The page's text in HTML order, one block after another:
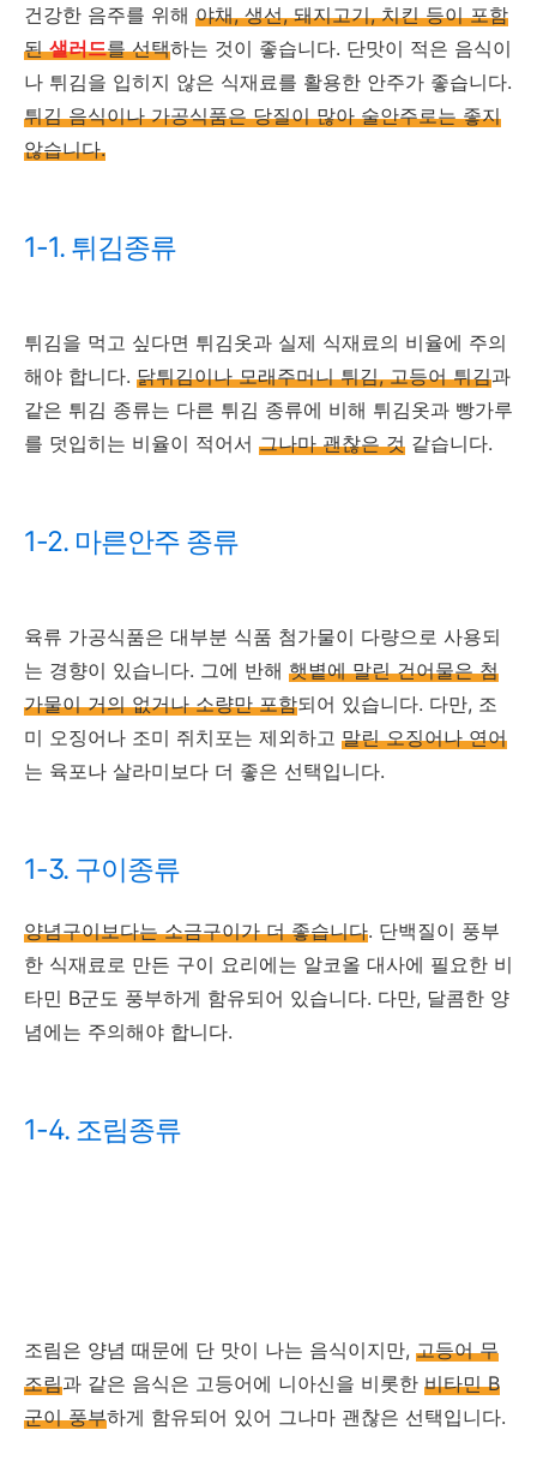
건강한 음주를 위해 야채, 생선, 돼지고기, 치킨 등이 포함
된샐러드를 선택하는 것이 좋습니다. 단맛이 적은 음식이
나 튀김을 입히지 않은 식재료를 활용한 안주가 좋습니다.
튀김 음식이나 가공식품은 당질이 많아 술안주로는 좋지
않습니다.
1-1. 튀김종류
튀김을 먹고 싶다면 튀김옷과 실제 식재료의 비율에 주의
해야 합니다. 닭튀김이나 모래주머니 튀김, 고등어 튀김과
같은 튀김 종류는 다른 튀김 종류에 비해 튀김옷과 빵가루
를 덧입히는 비율이 적어서 그나마 괜찮은 것 같습니다.
1-2. 마른안주 종류
육류 가공식품은 대부분 식품 첨가물이 다량으로 사용되
는 경향이 있습니다. 그에 반해 햇볕에 말린 건어물은 첨
가물이 거의 없거나 소량만 포함되어 있습니다. 다만, 조
미 오징어나 조미 쥐치포는 제외하고 말린 오징어나 연어
는 육포나 살라미보다 더 좋은 선택입니다.
1-3. 구이종류
양념구이보다는 소금구이가 더 좋습니다. 단백질이 풍부
한 식재료로 만든 구이 요리에는 알코올 대사에 필요한 비
타민 B군도 풍부하게 함유되어 있습니다. 다만, 달콤한 양
념에는 주의해야 합니다.
1-4. 조림종류
조림은 양념 때문에 단 맛이 나는 음식이지만, 고등어 무
조림과 같은 음식은 고등어에 니아신을 비롯한 비타민 B
군이 풍부하게 함유되어 있어 그나마 괜찮은 선택입니다.